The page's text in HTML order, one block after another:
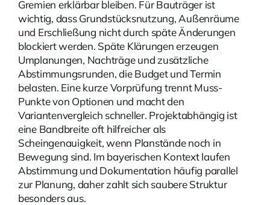
Gremien erklärbar bleiben. Für Bauträger ist
wichtig, dass Grundstücksnutzung, Außenräume
und Erschließung nicht durch späte Änderungen
blockiert werden. Späte Klärungen erzeugen
Umplanungen, Nachträge und zusätzliche
Abstimmungsrunden, die Budget und Termin
belasten. Eine kurze Vorprüfung trennt Muss-
Punkte von Optionen und macht den
Variantenvergleich schneller. Projektabhängig ist
eine Bandbreite oft hilfreicher als
Scheingenauigkeit, wenn Planstände noch in
Bewegung sind. Im bayerischen Kontext laufen
Abstimmung und Dokumentation häufig parallel
zur Planung, daher zahlt sich saubere Struktur
besonders aus.